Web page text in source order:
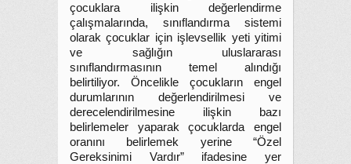
çocuklara ilişkin değerlendirme
çalışmalarında, sınıflandırma sistemi
olarak çocuklar için işlevsellik yeti yitimi
ve sağlığın uluslararası
sınıflandırmasının temel alındığı
belirtiliyor. Öncelikle çocukların engel
durumlarının değerlendirilmesi ve
derecelendirilmesine ilişkin bazı
belirlemeler yaparak çocuklarda engel
oranını belirlemek yerine “Özel
Gereksinimi Vardır” ifadesine yer